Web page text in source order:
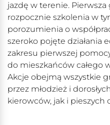
jazdę w terenie. Pierwsza
rozpocznie szkolenia w
porozumienia o
szeroko pojęte działania
zakresu pierwszej
do mieszkańców całego
Akcje obejmą wszystkie
przez młodzież i
kierowców, jak i pieszych